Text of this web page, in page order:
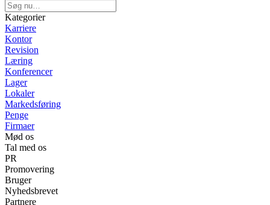
Kategorier
Karriere
Kontor
Revision
Læring
Konferencer
Lager
Lokaler
Markedsføring
Penge
Firmaer
Mød os
Tal med os
PR
Promovering
Bruger
Nyhedsbrevet
Partnere